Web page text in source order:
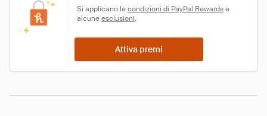
Si applicano le condizioni di PayPal Rewards e
alcune esclusioni.
Attiva premi